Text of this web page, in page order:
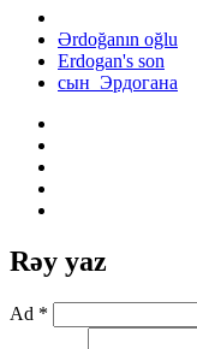
Ərdoğanın oğlu
Erdogan's son
сын Эрдогана
Rəy yaz
Ad *